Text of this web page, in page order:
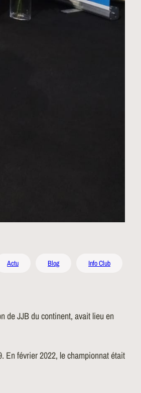
Actu Blog Info Club
de JJB du continent, avait lieu en
En février 2022, le championnat était